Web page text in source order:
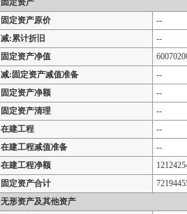
固定资产
固定资产原价
--
减:累计折旧
--
固定资产净值
减:固定资产减值准备
--
固定资产净额
--
固定资产清理
--
在建工程
--
在建工程减值准备
--
在建工程净额
固定资产合计
无形资产及其他资产